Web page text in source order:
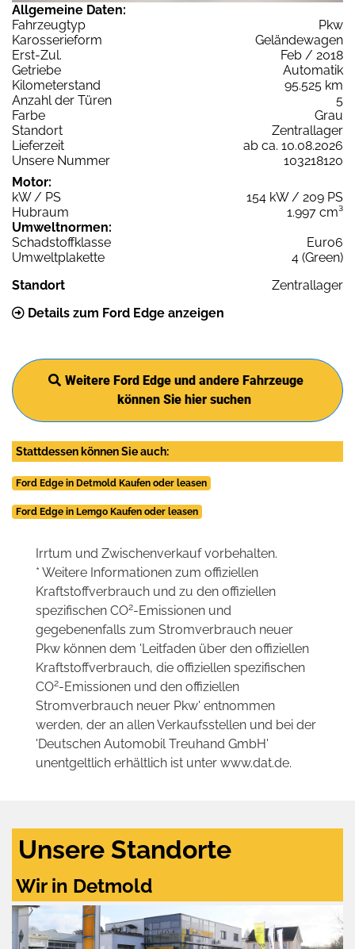
Allgemeine Daten:
Fahrzeugtyp
Pkw
Karosserieform
Geländewagen
Erst-Zul.
Feb / 2018
Getriebe
Automatik
Kilometerstand
95.525 km
Anzahl der Türen
5
Farbe
Grau
Standort
Zentrallager
Lieferzeit
ab ca. 10.08.2026
Unsere Nummer
103218120
Motor:
kW / PS
154 kW / 209 PS
Hubraum
1.997 cm³
Umweltnormen:
Schadstoffklasse
Euro6
Umweltplakette
4 (Green)
Standort
Zentrallager
Details zum Ford Edge anzeigen
Weitere Ford Edge und andere Fahrzeuge
können Sie hier suchen
Stattdessen können Sie auch:
Ford Edge in Detmold Kaufen oder leasen
Ford Edge in Lemgo Kaufen oder leasen
Irrtum und Zwischenverkauf vorbehalten.
* Weitere Informationen zum offiziellen
Kraftstoffverbrauch und zu den offiziellen
spezifischen CO2-Emissionen und
gegebenenfalls zum Stromverbrauch neuer
Pkw können dem 'Leitfaden über den offiziellen
Kraftstoffverbrauch, die offiziellen spezifischen
CO2-Emissionen und den offiziellen
Stromverbrauch neuer Pkw' entnommen
werden, der an allen Verkaufsstellen und bei der
'Deutschen Automobil Treuhand GmbH'
unentgeltlich erhältlich ist unter www.dat.de.
Unsere Standorte
Wir in Detmold